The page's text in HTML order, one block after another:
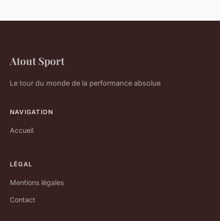
Atout Sport
Le tour du monde de la performance absolue
NAVIGATION
Accueil
LÉGAL
Mentions légales
Contact